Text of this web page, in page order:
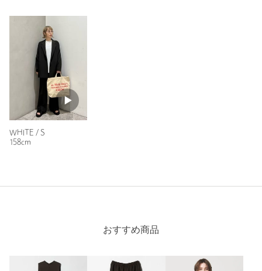
女性
30代後半
150cm
普段の着用サイズ：
2人が参考になったと回答
参考になった
購入サイズ：S
｜
購入カラー：DK.BROWN
ZIPタイプのダークブラウンを先に購入し、色が綺麗なのを実
WHITE / S
158cm
おすすめ商品